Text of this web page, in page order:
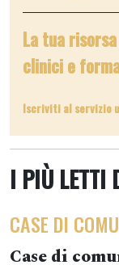
La tua
clinici e
Iscriviti al servizio
I PIÙ LETTI
CASE DI
Case di